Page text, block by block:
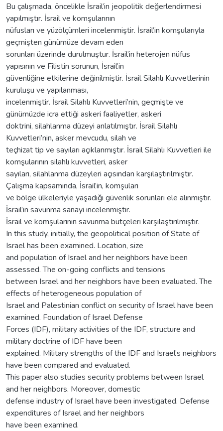
Bu çalışmada, öncelikle İsrail’in jeopolitik değerlendirmesi
yapılmıştır. İsrail ve komşularının
nüfusları ve yüzölçümleri incelenmiştir. İsrail’in komşularıyla
geçmişten günümüze devam eden
sorunları üzerinde durulmuştur. İsrail’in heterojen nüfus
yapısının ve Filistin sorunun, İsrail’in
güvenliğine etkilerine değinilmiştir. İsrail Silahlı Kuvvetlerinin
kuruluşu ve yapılanması,
incelenmiştir. İsrail Silahlı Kuvvetleri’nin, geçmişte ve
günümüzde icra ettiği askeri faaliyetler, askeri
doktrini, silahlanma düzeyi anlatılmıştır. İsrail Silahlı
Kuvvetleri’nin, asker mevcudu, silah ve
teçhizat tip ve sayıları açıklanmıştır. İsrail Silahlı Kuvvetleri ile
komşularının silahlı kuvvetleri, asker
sayıları, silahlanma düzeyleri açısından karşılaştırılmıştır.
Çalışma kapsamında, İsrail’in, komşuları
ve bölge ülkeleriyle yaşadığı güvenlik sorunları ele alınmıştır.
İsrail’in savunma sanayi incelenmiştir.
İsrail ve komşularının savunma bütçeleri karşılaştırılmıştır.
In this study, initially, the geopolitical position of State of
Israel has been examined. Location, size
and population of Israel and her neighbors have been
assessed. The on-going conflicts and tensions
between Israel and her neighbors have been evaluated. The
effects of heterogeneous population of
Israel and Palestinian conflict on security of Israel have been
examined. Foundation of Israel Defense
Forces (IDF), military activities of the IDF, structure and
military doctrine of IDF have been
explained. Military strengths of the IDF and Israel’s neighbors
have been compared and evaluated.
This paper also studies security problems between Israel
and her neighbors. Moreover, domestic
defense industry of Israel have been investigated. Defense
expenditures of Israel and her neighbors
have been examined.